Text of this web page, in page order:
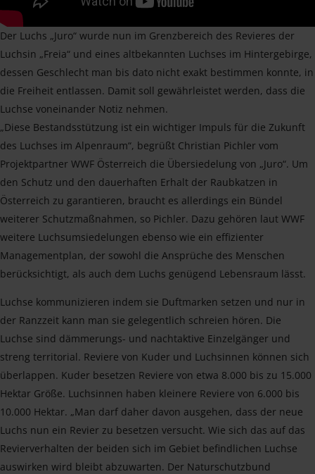
Der Luchs „Juro“ wurde nun im Grenzbereich des Revieres der
Luchsin „Freia“ und eines altbekannten Luchses im Hintergebirge,
dessen Geschlecht man bis dato nicht exakt bestimmen konnte, in
die Freiheit entlassen. Damit soll gewährleistet werden, dass die
Luchse voneinander Notiz nehmen.
„Diese Bestandsstützung ist ein wichtiger Impuls für die Zukunft
des Luchses im Alpenraum“, begrüßt Christian Pichler vom
Projektpartner WWF Österreich die Übersiedelung von „Juro“. Um
den Schutz und den dauerhaften Erhalt der Raubkatzen in
Österreich zu garantieren, braucht es allerdings ein Bündel
weiterer Schutzmaßnahmen, so Pichler. Dazu gehören laut WWF
weitere Luchsumsiedelungen ebenso wie ein effizienter
Managementplan, der sowohl die Ansprüche des Menschen
berücksichtigt, als auch dem Luchs genügend Lebensraum lässt.
Luchse kommunizieren indem sie Duftmarken setzen und nur in
der Ranzzeit kann man sie gelegentlich schreien hören. Die
Luchse sind dämmerungs- und nachtaktive Einzelgänger und
streng territorial. Reviere von Kuder und Luchsinnen können sich
überlappen. Kuder besetzen Reviere von etwa 8.000 bis zu 15.000
Hektar Größe. Luchsinnen haben kleinere Reviere von 6.000 bis
10.000 Hektar. „Man darf daher davon ausgehen, dass der neue
Luchs nun ein Revier zu besetzen versucht. Wie sich das auf das
Revierverhalten der beiden sich im Gebiet befindlichen Luchse
auswirken wird bleibt abzuwarten. Der Naturschutzbund